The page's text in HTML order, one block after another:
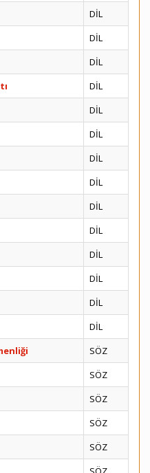
DİL
DİL
DİL
DİL
DİL
DİL
DİL
DİL
DİL
DİL
DİL
DİL
DİL
DİL
SÖZ
SÖZ
SÖZ
SÖZ
SÖZ